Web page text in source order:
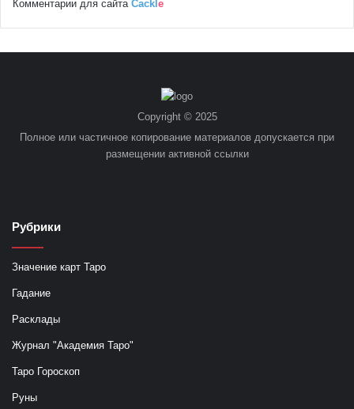
Комментарии для сайта Cackl e
Copyright © 2025
Полное или частичное копирование материалов допускается при
размещении активной ссылки
Рубрики
Значение карт Таро
Гадание
Расклады
Журнал "Академия Таро"
Таро Гороскоп
Руны